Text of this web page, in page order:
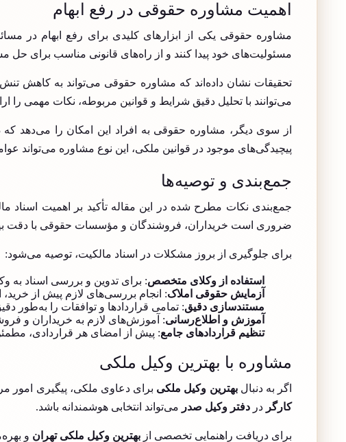
اهمیت مشاوره حقوقی در رفع ابهام
مشاوره حقوقی یکی از ابزارهای کلیدی برای رفع ابهام در
مسئولیت‌های خود پیدا کنند و از راه‌های قانونی مناسب برای حل
تحقیقات نشان داده‌اند که مشاوره حقوقی می‌تواند به کاهش
می‌توانند با تحلیل دقیق شرایط و قوانین مربوطه، نکات مهمی
از سوی دیگر، مشاوره حقوقی به افراد این امکان را می‌دهد که
پیچیدگی‌های موجود در قوانین ملکی، این نوع مشاوره می‌تواند
جمع‌بندی و توصیه‌ها
جمع‌بندی نکات مطرح شده در این مقاله تأکید بر اهمیت اسناد
ضروری است خریداران، فروشندگان و مؤسسات حقوقی با دقت
برای جلوگیری از بروز مشکلات در اسناد مالکیت، توصیه می‌شود:
استفاده از وکلای متخصص: برای تدوین و بررسی اسناد به
آزمایش حقوقی املاک: انجام بررسی‌های لازم پیش از
مستندسازی دقیق: تمامی قراردادها و توافقات را به‌طور
آموزش و اطلاع‌رسانی: آموزش‌های لازم به خریداران و
تنظیم قراردادهای جامع: پیش از امضای هر قراردادی،
مشاوره با بهترین وکیل ملکی
اگر به دنبالبهترین وکیل ملکی برای دعاوی ملکی، پیگیری امور
کارگر در دفتر وکیل صدر می‌تواند انتخابی هوشمندانه باشد.
برای دریافت راهنمایی تخصصی از بهترین وکیل ملکی تهران و